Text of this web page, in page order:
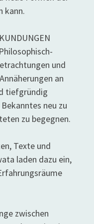
kann.
und
an
tiefgründig
neu zu
zu begegnen.
Texte und
laden dazu ein,
zwischen